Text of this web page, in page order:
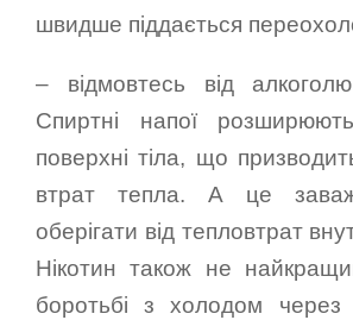
швидше піддається
– відмовтесь від
Спиртні напої
поверхні тіла, що
втрат тепла. А це
оберігати від тепловтрат
Нікотин також не
боротьбі з холодом через